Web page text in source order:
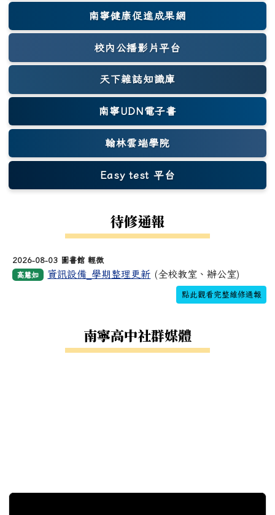
南寧健康促進成果網
(另開新視窗)
校內公播影片平台
天下雜誌知識庫
(另開新視窗)
南寧UDN電子書
翰林雲端學院
Easy test 平台
(另開新視窗)
待修通報
2026-08-03 圖書館 輕微
高慧如 資訊設備_學期整理更新 (全校教室、辦公室)
點此觀看完整維修通報
南寧高中社群媒體